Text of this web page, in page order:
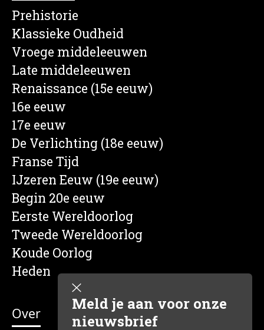
Meld je aan voor onze
nieuwsbrief
Prehistorie
Klassieke Oudheid
Vroege middeleeuwen
Late middeleeuwen
Renaissance (15e eeuw)
16e eeuw
17e eeuw
De Verlichting (18e eeuw)
Franse Tijd
IJzeren Eeuw (19e eeuw)
Begin 20e eeuw
Eerste Wereldoorlog
Tweede Wereldoorlog
Koude Oorlog
Heden
Over